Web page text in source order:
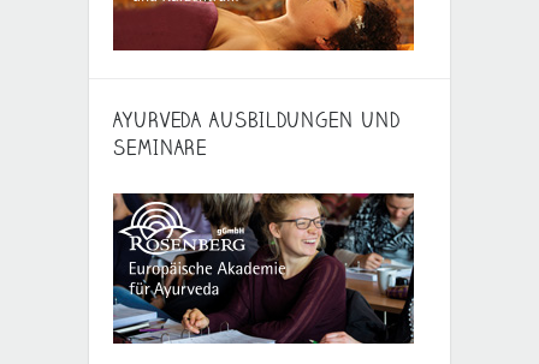
AYURVEDA AUSBILDUNGEN UND
SEMINARE